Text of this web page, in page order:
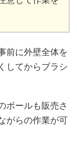
前に外壁全体を
してからブラシ
ポールも販売さ
がらの作業が可